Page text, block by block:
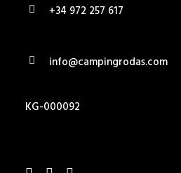
+34 972 257 617
info@campingrodas.com
KG-000092